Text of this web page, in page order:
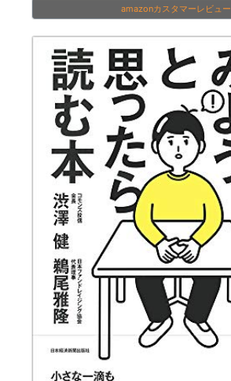
amazonカスタマーレビュー